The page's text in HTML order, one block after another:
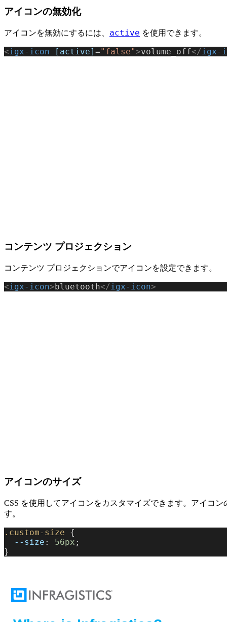
アイコンの無効化
アイコンを無効にするには、 active を使用できます。
<igx-icon [active] ="false">volume_off</igx-
コンテンツ プロジェクション
コンテンツ プロジェクションでアイコンを設定できます。
<igx-icon>bluetooth</igx-icon>
アイコンのサイズ
CSS を使用してアイコンをカスタマイズできます。アイコ
す。
.custom-size {
  --size
: 56px ;
}